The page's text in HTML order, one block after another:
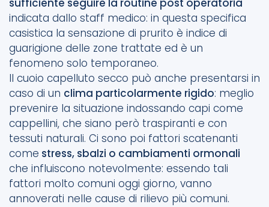
sufficiente seguire la routine post operatoria
indicata dallo staff medico: in questa specifica
casistica la sensazione di prurito è indice di
guarigione delle zone trattate ed è un
fenomeno solo temporaneo.
Il cuoio capelluto secco può anche presentarsi in
caso di un clima particolarmente rigido: meglio
prevenire la situazione indossando capi come
cappellini, che siano però traspiranti e con
tessuti naturali. Ci sono poi fattori scatenanti
come stress, sbalzi o cambiamenti ormonali
che influiscono notevolmente: essendo tali
fattori molto comuni oggi giorno, vanno
annoverati nelle cause di rilievo più comuni.